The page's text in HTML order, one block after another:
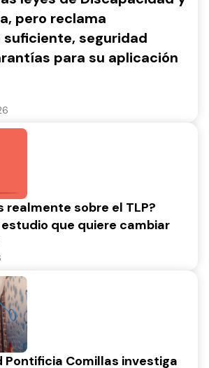
pero reclama
seguridad
para su aplicación
realmente sobre el TLP?
que quiere cambiar
Pontificia Comillas investiga